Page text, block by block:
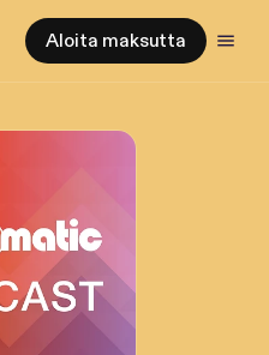
Aloita maksutta